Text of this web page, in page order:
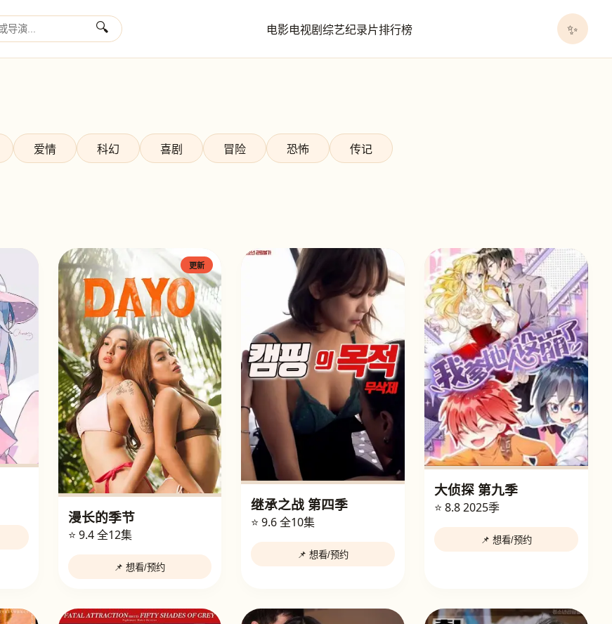
🔍 电影电视剧综艺纪录片排行榜 ✨
爱情 科幻 喜剧 冒险 恐怖 传记
更新
漫长的季节
⭐ 9.4 全12集
📌 想看/预约
继承之战 第四季
⭐ 9.6全10集
📌 想看/预约
大侦探 第九季
⭐ 8.82025季
📌 想看/预约